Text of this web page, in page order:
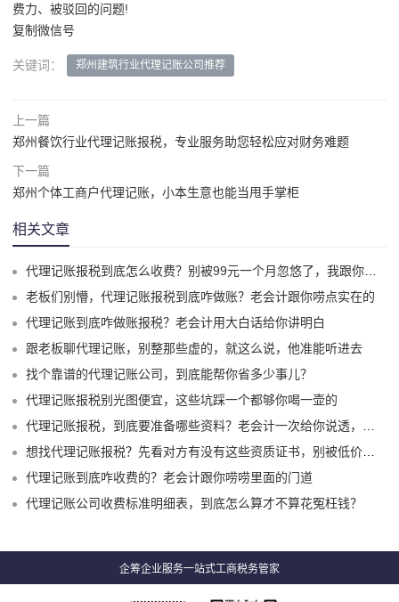
费力、被驳回的问题!
复制微信号
关键词： 郑州建筑行业代理记账公司推荐
上一篇
郑州餐饮行业代理记账报税，专业服务助您轻松应对财务难题
下一篇
郑州个体工商户代理记账，小本生意也能当甩手掌柜
相关文章
代理记账报税到底怎么收费？别被99元一个月忽悠了，我跟你唠点实在的
老板们别懵，代理记账报税到底咋做账？老会计跟你唠点实在的
代理记账到底咋做账报税？老会计用大白话给你讲明白
跟老板聊代理记账，别整那些虚的，就这么说，他准能听进去
找个靠谱的代理记账公司，到底能帮你省多少事儿？
代理记账报税别光图便宜，这些坑踩一个都够你喝一壶的
代理记账报税，到底要准备哪些资料？老会计一次给你说透，别再白跑一趟了
想找代理记账报税？先看对方有没有这些资质证书，别被低价坑了！
代理记账到底咋收费的？老会计跟你唠唠里面的门道
代理记账公司收费标准明细表，到底怎么算才不算花冤枉钱？
企筹企业服务一站式工商税务管家